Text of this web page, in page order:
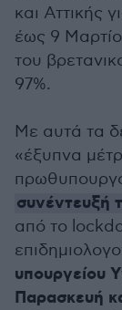
και Αττικής
έως 9
του
97%.
Με αυτά τα
«έξυπνα
συνέντευξή
από το
υπουργείου
Παρασκευή